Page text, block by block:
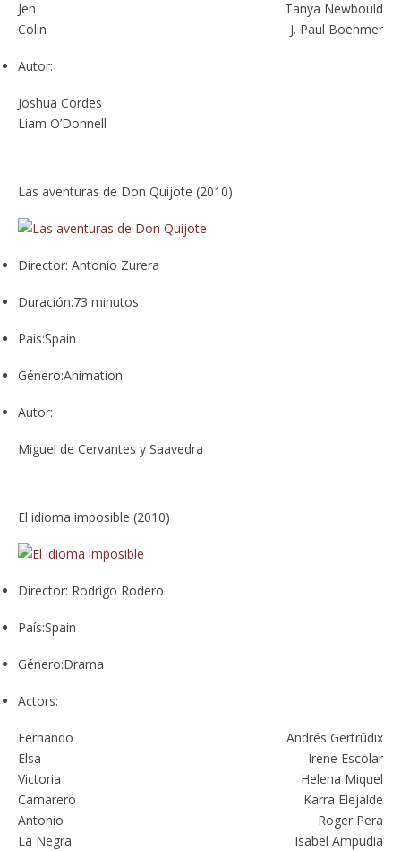
Jen
Tanya Newbould
Colin
J. Paul Boehmer
Autor:
Joshua Cordes
Liam O’Donnell
Las aventuras de Don Quijote (2010)
Director: Antonio Zurera
Duración:73 minutos
País:Spain
Género:Animation
Autor:
Miguel de Cervantes y Saavedra
El idioma imposible (2010)
Director: Rodrigo Rodero
País:Spain
Género:Drama
Actors:
Fernando
Andrés Gertrúdix
Elsa
Irene Escolar
Victoria
Helena Miquel
Camarero
Karra Elejalde
Antonio
Roger Pera
La Negra
Isabel Ampudia